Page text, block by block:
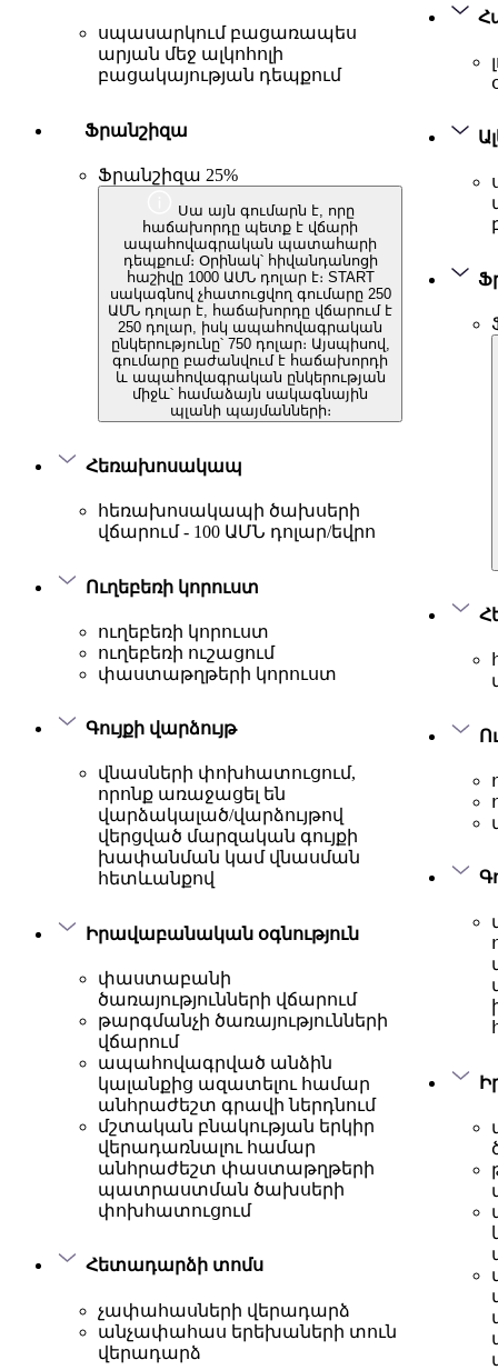
սպասարկում բացառապես
արյան մեջ ալկոհոլի
բացակայության դեպքում
Ֆրանշիզա
Ֆրանշիզա 25%
Սա այն գումարն է, որը
հաճախորդը պետք է վճարի
ապահովագրական պատահարի
դեպքում։ Օրինակ՝ հիվանդանոցի
հաշիվը 1000 ԱՄՆ դոլար է։ START
սակագնով չհատուցվող գումարը 250
ԱՄՆ դոլար է, հաճախորդը վճարում է
250 դոլար, իսկ ապահովագրական
ընկերությունը՝ 750 դոլար։ Այսպիսով,
գումարը բաժանվում է հաճախորդի
և ապահովագրական ընկերության
միջև՝ համաձայն սակագնային
պլանի պայմանների։
Հեռախոսակապ
հեռախոսակապի ծախսերի
վճարում - 100 ԱՄՆ դոլար/եվրո
Ուղեբեռի կորուստ
ուղեբեռի կորուստ
ուղեբեռի ուշացում
փաստաթղթերի կորուստ
Գույքի վարձույթ
վնասների փոխհատուցում,
որոնք առաջացել են
վարձակալած/վարձույթով
վերցված մարզական գույքի
խափանման կամ վնասման
հետևանքով
Իրավաբանական օգնություն
փաստաբանի
ծառայությունների վճարում
թարգմանչի ծառայությունների
վճարում
ապահովագրված անձին
կալանքից ազատելու համար
անհրաժեշտ գրավի ներդնում
մշտական բնակության երկիր
վերադառնալու համար
անհրաժեշտ փաստաթղթերի
պատրաստման ծախսերի
փոխհատուցում
Հետադարձի տոմս
չափահասների վերադարձ
անչափահաս երեխաների տուն
վերադարձ